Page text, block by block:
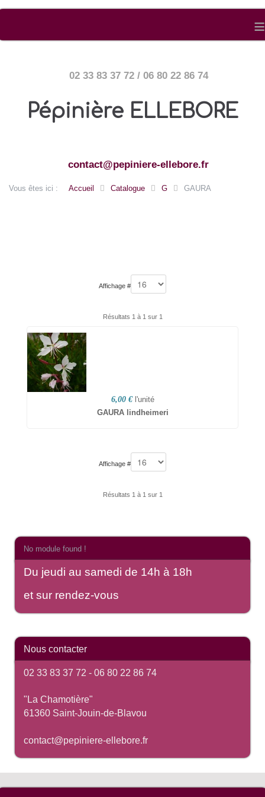
≡
02 33 83 37 72 / 06 80 22 86 74
Pépinière ELLEBORE
contact@pepiniere-ellebore.fr
Vous êtes ici : Accueil Catalogue G GAURA
Affichage #
Résultats 1 à 1 sur 1
6,00 € l'unité
GAURA lindheimeri
Affichage #
Résultats 1 à 1 sur 1
No module found !
Du jeudi au samedi de 14h à 18h
et sur rendez-vous
Nous contacter
02 33 83 37 72 - 06 80 22 86 74
"La Chamotière"
61360 Saint-Jouin-de-Blavou
contact@pepiniere-ellebore.fr